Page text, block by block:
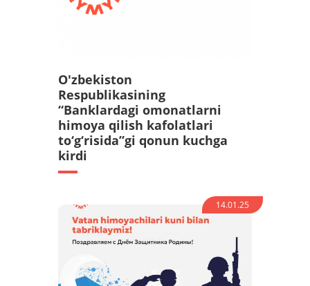
O'zbekiston
Respublikasining
“Banklardagi omonatlarni
himoya qilish kafolatlari
to‘g‘risida”gi qonun kuchga
kirdi
14.01.25